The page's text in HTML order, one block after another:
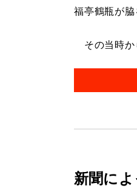
福亭鶴瓶が脇
その当時か
新聞に